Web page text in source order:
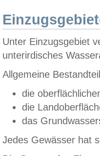
Unter Einzugsgebiet
unterirdisches
Allgemeine
die
die
das
Jedes Gewässer hat